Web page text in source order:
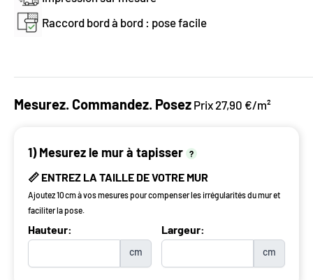
Raccord bord à bord : pose facile
Mesurez. Commandez. Posez Prix 27,90 €/m²
1) Mesurez le mur à tapisser ?
📏 ENTREZ LA TAILLE DE VOTRE MUR
Ajoutez 10 cm à vos mesures pour compenser les irrégularités du mur et
faciliter la pose.
Hauteur:
cm
Largeur:
cm